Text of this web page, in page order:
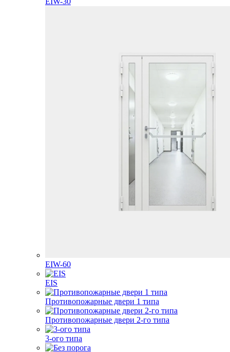
EIW-60
EIS
Противопожарные двери 1 типа
Противопожарные двери 2-го типа
3-ого типа